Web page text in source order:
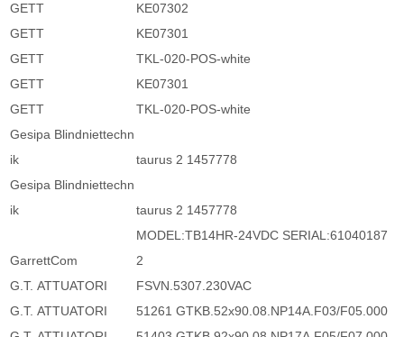
GETT
KE07302
GETT
KE07301
GETT
TKL-020-POS-white
GETT
KE07301
GETT
TKL-020-POS-white
Gesipa Blindniettechn
ik
taurus 2 1457778
Gesipa Blindniettechn
ik
taurus 2 1457778
GarrettCom
MODEL:TB14HR-24VDC SERIAL:61040187
2
G.T. ATTUATORI
FSVN.5307.230VAC
G.T. ATTUATORI
51261 GTKB.52x90.08.NP14A.F03/F05.000